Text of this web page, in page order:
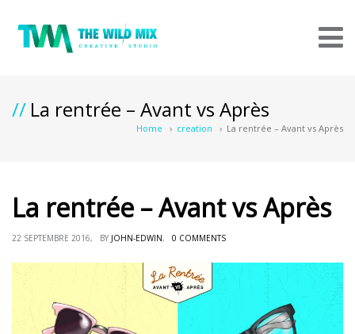
La rentrée – Avant vs Après
Home › creation › La rentrée – Avant vs Après
La rentrée – Avant vs Après
22 SEPTEMBRE 2016, BY JOHN-EDWIN, 0 COMMENTS